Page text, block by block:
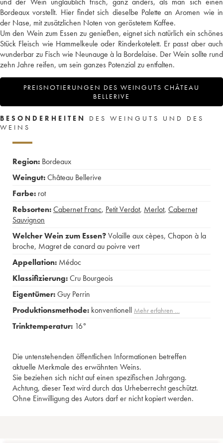
Bordeaux vorstellt. Hier findet sich dieselbe Palette an Aromen wie in
der Nase, mit zusätzlichen Noten von geröstetem Kaffee.
Um den Wein zum Essen zu genießen, eignet sich natürlich ein schönes
Stück Fleisch wie Hammelkeule oder Rinderkotelett. Er passt aber auch
wunderbar zu Fisch wie Neunauge à la Bordelaise. Der Wein sollte rund
zehn Jahre reifen, um sein ganzes Potenzial zu entfalten.
PREISNOTIERUNGEN DES WEINGUTS CHÂTEAU
BELLERIVE
BESONDERHEITEN
DES WEINGUTS UND DES
WEINS
Region: Bordeaux
Weingut:Château Bellerive
Farbe: rot
Rebsorten:Cabernet Franc, Petit Verdot, Merlot, Cabernet
Sauvignon
Welcher Wein zum Essen?Volaille aux cèpes, Chapon à la
broche, Magret de canard au poivre vert
Appellation: Médoc
Klassifizierung:Cru Bourgeois
Eigentümer:Guy Perrin
Produktionsmethode: konventionell Mehr erfahren …
Trinktemperatur: 16°
Die untenstehenden öffentlichen Informationen betreffen
aktuelle Merkmale des erwähnten Weins.
Sie beziehen sich nicht auf einen spezifischen Jahrgang.
Achtung, dieser Text wird durch das Urheberrecht geschützt.
Ohne Einwilligung des Autors darf er nicht kopiert werden.